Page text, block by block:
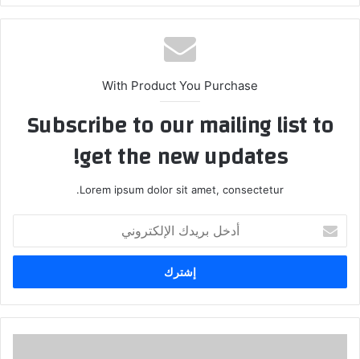
With Product You Purchase
Subscribe to our mailing list to
get the new updates!
Lorem ipsum dolor sit amet, consectetur.
بريدك
الإلكتروني